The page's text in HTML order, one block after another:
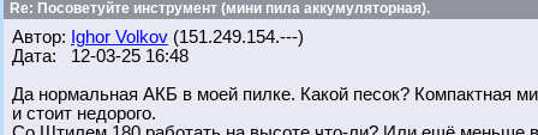
Re: Посоветуйте инструмент (мини пила аккумуляторная).
Автор: Ighor Volkov (151.249.154.---)
Дата: 12-03-25 16:48
Да нормальная АКБ в моей пилке. Какой песок? Компактная
и стоит недорого.